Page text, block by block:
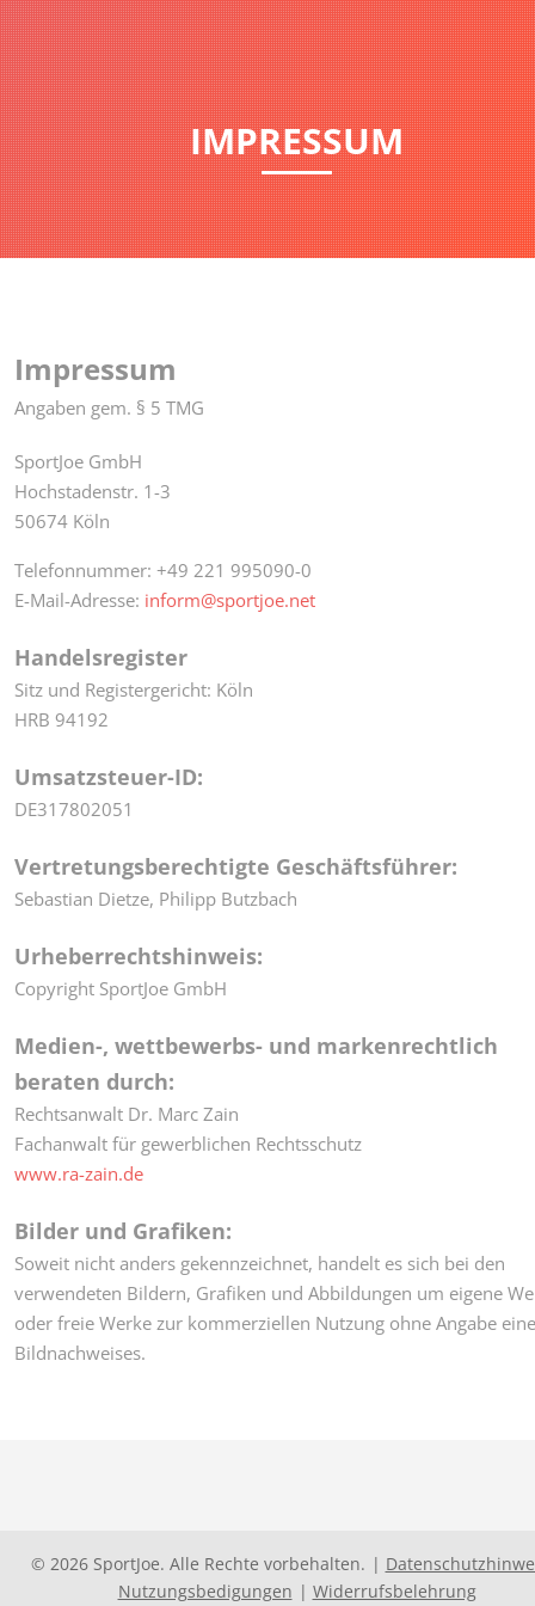
IMPRESSUM
Impressum
Angaben gem. § 5 TMG
SportJoe GmbH
Hochstadenstr. 1-3
50674 Köln
Telefonnummer: +49 221 995090-0
E-Mail-Adresse: inform@sportjoe.net
Handelsregister
Sitz und Registergericht: Köln
HRB 94192
Umsatzsteuer-ID:
DE317802051
Vertretungsberechtigte Geschäftsführer:
Sebastian Dietze, Philipp Butzbach
Urheberrechtshinweis:
Copyright SportJoe GmbH
Medien-, wettbewerbs- und markenrechtlich
beraten durch:
Rechtsanwalt Dr. Marc Zain
Fachanwalt für gewerblichen Rechtsschutz
www.ra-zain.de
Bilder und Grafiken:
Soweit nicht anders gekennzeichnet, handelt es sich bei den
verwendeten Bildern, Grafiken und Abbildungen um eigene
oder freie Werke zur kommerziellen Nutzung ohne Angabe
Bildnachweises.
© 2026SportJoe. Alle Rechte vorbehalten.
Nutzungsbedigungen
Widerrufsbelehrung